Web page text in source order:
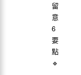
留
意
6
要
點
🔹